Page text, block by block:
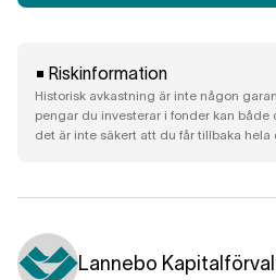
Riskinformation
Historisk avkastning är inte någon
pengar du investerar i fonder kan både
det är inte säkert att du får tillbaka hela
Lannebo